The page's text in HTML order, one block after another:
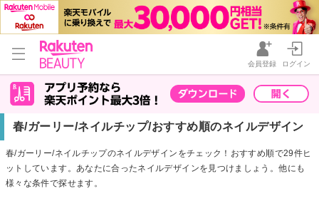
会員登録 ログイン
春/ガーリー/ネイルチップ/おすすめ順のネイルデザイン
春/ガーリー/ネイルチップのネイルデザインをチェック！おすすめ順で29件ヒ
ットしています。あなたに合ったネイルデザインを見つけましょう。他にも
様々な条件で探せます。